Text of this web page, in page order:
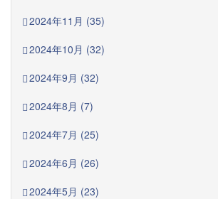
2024年11月 (35)
2024年10月 (32)
2024年9月 (32)
2024年8月 (7)
2024年7月 (25)
2024年6月 (26)
2024年5月 (23)